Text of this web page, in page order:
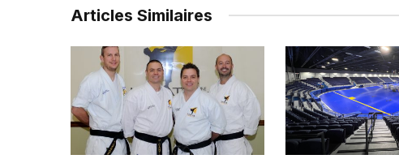
Articles Similaires